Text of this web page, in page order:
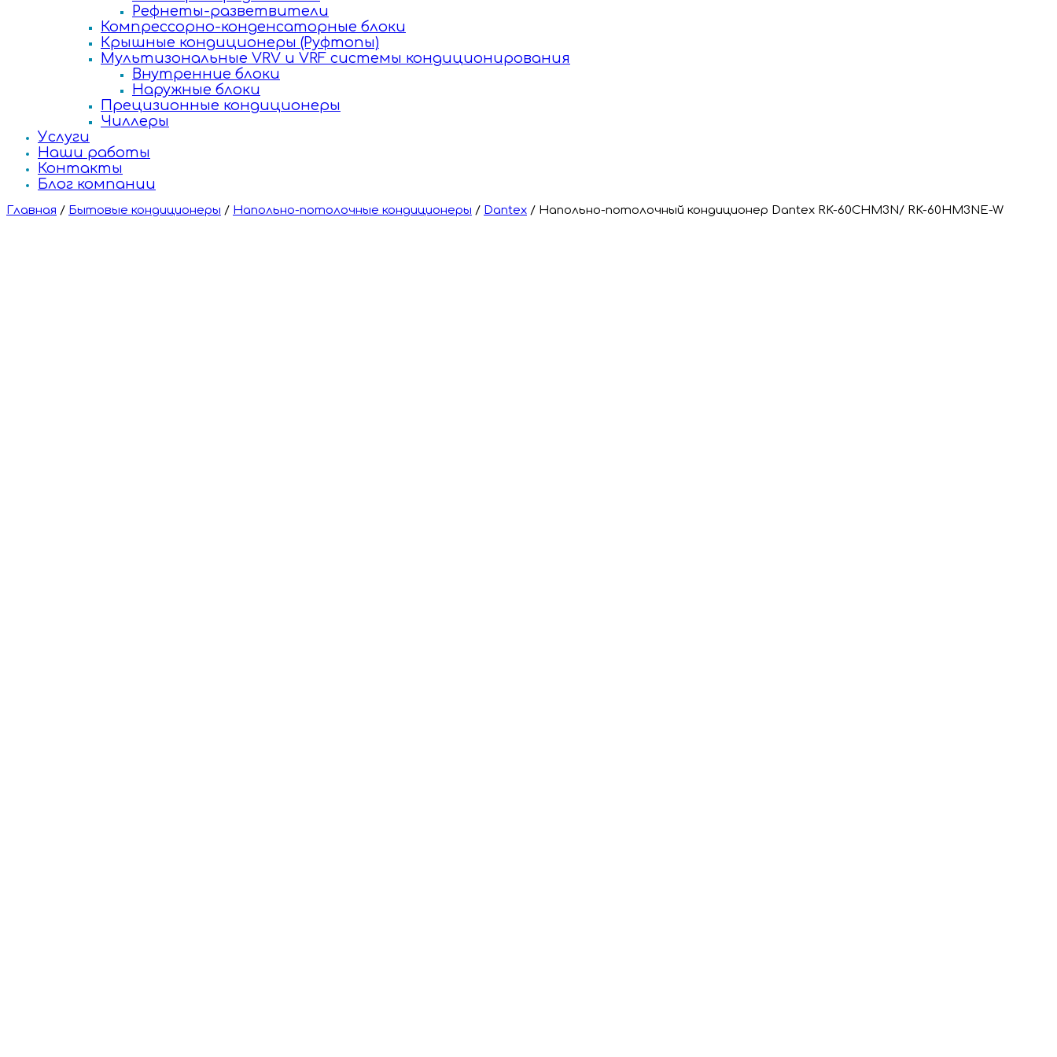
Рефнеты-разветвители
Компрессорно-конденсаторные блоки
Крышные кондиционеры (Руфтопы)
Мультизональные VRV и VRF системы кондиционирования
Внутренние блоки
Наружные блоки
Прецизионные кондиционеры
Чиллеры
Услуги
Наши работы
Контакты
Блог компании
Главная / Бытовые кондиционеры / Напольно-потолочные кондиционеры / Dantex / Напольно-потолочный кондиционер Dantex RK-60CHM3N/ RK-60HM3NE-W